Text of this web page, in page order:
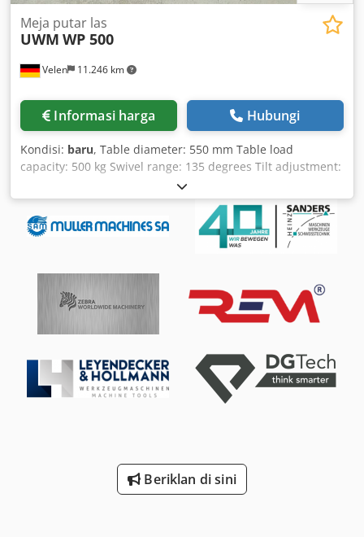
Velen 11.246 km
Meja putar las
UWM WP 500
Informasi harga Hubungi
Kondisi: baru, Table diameter: 550 mm Table load
capacity: 500 kg Swivel range: 135 degrees Tilt adjustment:
manual/motor-driven Max. rotation speed: 5 rpm, stepless
Vertical table load: 250 kg Dsdpfx Ash D Svkjm Aowa Total
power requirement: 0.8 kW Machine weight: approx. 245
kg Space requirement: approx. 820 x 730 x 710 mm
Welding positioner featuring: - Foot switch - Manual
welding current transmission - Faceplate bore: 40 mm.
Beriklan di sini